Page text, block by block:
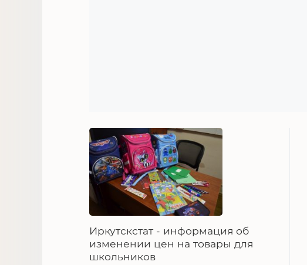
Иркутскстат - информация об
изменении цен на товары для
школьников